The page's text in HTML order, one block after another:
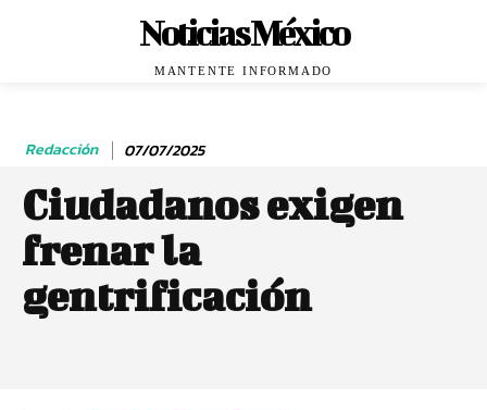
Noticias México
MANTENTE INFORMADO
Redacción 07/07/2025
Ciudadanos exigen
frenar la
gentrificación